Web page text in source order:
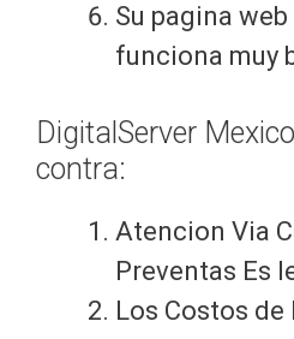
Su pagina
funciona muy
DigitalServer
contra:
Atencion Via
Preventas Es
Los Costos